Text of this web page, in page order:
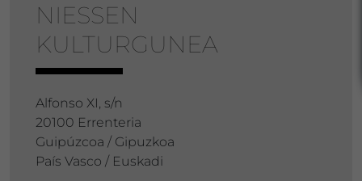
NIESSEN
KULTURGUNEA
Alfonso XI, s/n
20100 Errenteria
Guipúzcoa / Gipuzkoa
País Vasco / Euskadi